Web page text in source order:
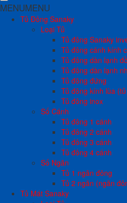
MENUMENU
Tủ Đông Sanaky
Loại Tủ
Tủ đông Sanaky
Tủ đông cánh kính
Tủ đông dàn lạnh
Tủ đông dàn lạnh
Tủ đông đứng
Tủ đông kính lùa
Tủ đông inox
Số Cánh
Tủ đông 1 cánh
Tủ đông 2 cánh
Tủ đông 3 cánh
Tủ đông 4 cánh
Số Ngăn
Tủ 1 ngăn đông
Tủ 2 ngăn (ngăn
Tủ Mát Sanaky